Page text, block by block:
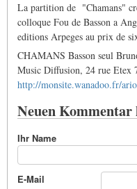
La partition de "Chamans"
colloque Fou de Basson a
editions Arpeges au prix de
CHAMANS Basson seul
Music Diffusion, 24 rue Etex
http://monsite.wanadoo.fr/
Neuen
Ihr Name
E-Mail